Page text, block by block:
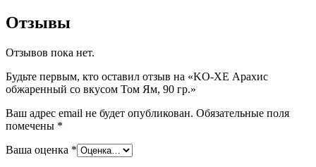
Отзывы
Отзывов пока нет.
Будьте первым, кто оставил отзыв на «KO-ХE Арахис
обжаренный со вкусом Том Ям, 90 гр.»
Ваш адрес email не будет опубликован. Обязательные поля
помечены *
Ваша оценка *